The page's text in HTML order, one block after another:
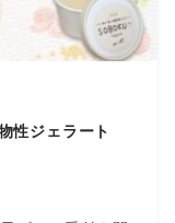
性ジェラート